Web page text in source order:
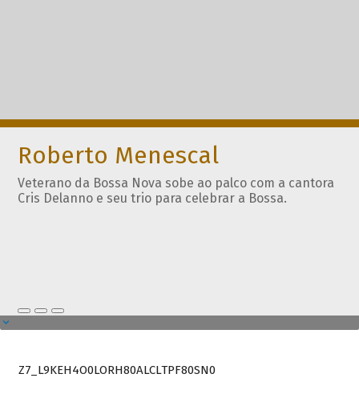
Roberto Menescal
Veterano da Bossa Nova sobe ao palco com a cantora
Cris Delanno e seu trio para celebrar a Bossa.
Z7_L9KEH4O0LORH80ALCLTPF80SN0